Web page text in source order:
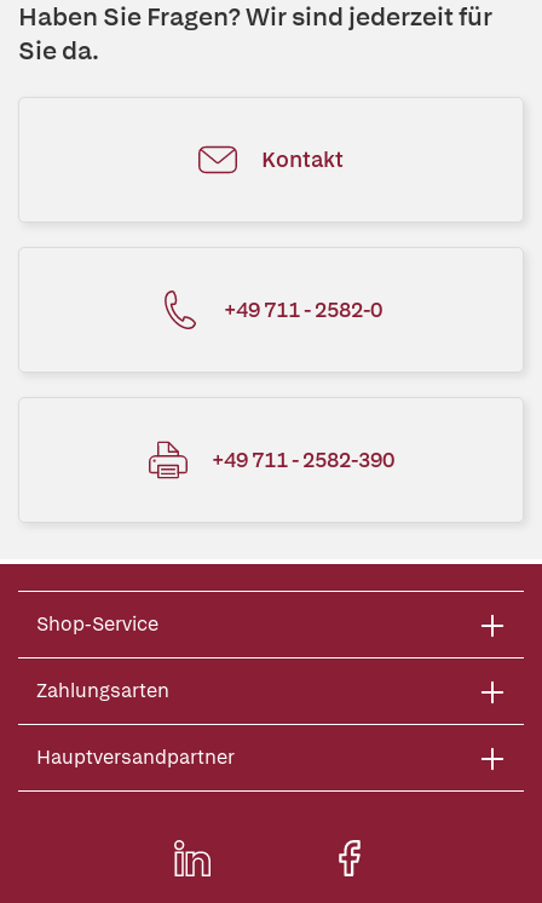
Haben Sie Fragen? Wir sind jederzeit für
Sie da.
Kontakt
+49 711 - 2582-0
+49 711 - 2582-390
Shop-Service
Zahlungsarten
Hauptversandpartner